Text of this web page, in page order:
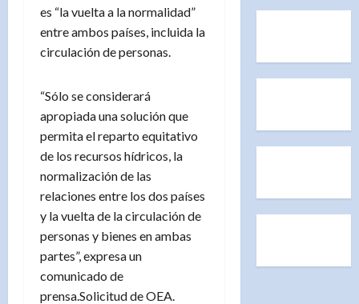
es “la vuelta a la normalidad”
entre ambos países, incluida la
circulación de personas.
“Sólo se considerará
apropiada una solución que
permita el reparto equitativo
de los recursos hídricos, la
normalización de las
relaciones entre los dos países
y la vuelta de la circulación de
personas y bienes en ambas
partes”, expresa un
comunicado de
prensa.Solicitud de OEA.